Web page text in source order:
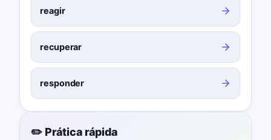
reagir
recuperar
responder
✏️ Prática rápida